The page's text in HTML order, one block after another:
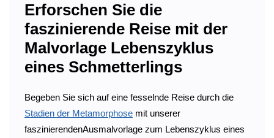
Erforschen Sie die
faszinierende Reise mit der
Malvorlage Lebenszyklus
eines Schmetterlings
Begeben Sie sich auf eine fesselnde Reise durch die
Stadien der Metamorphose mit unserer
faszinierendenAusmalvorlage zum Lebenszyklus eines